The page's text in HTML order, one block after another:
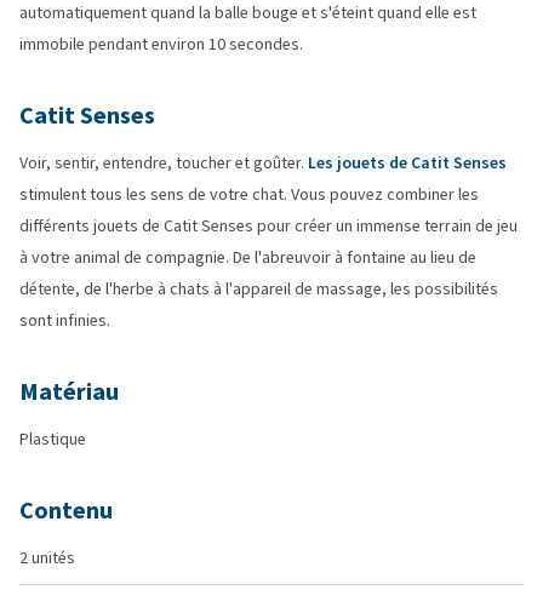
automatiquement quand la balle bouge et s'éteint quand elle est
immobile pendant environ 10 secondes.
Catit Senses
Voir, sentir, entendre, toucher et goûter. Les jouets de Catit Senses
stimulent tous les sens de votre chat. Vous pouvez combiner les
différents jouets de Catit Senses pour créer un immense terrain de jeu
à votre animal de compagnie. De l'abreuvoir à fontaine au lieu de
détente, de l'herbe à chats à l'appareil de massage, les possibilités
sont infinies.
Matériau
Plastique
Contenu
2 unités